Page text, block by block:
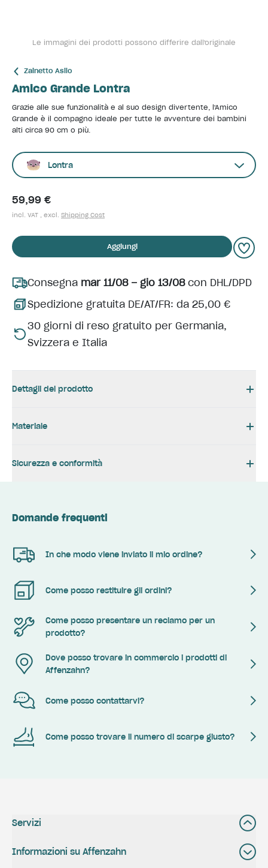
Le immagini dei prodotti possono differire dall'originale
Zainetto Asilo
Amico Grande Lontra
Grazie alle sue funzionalità e al suo design divertente, l'Amico
Grande è il compagno ideale per tutte le avventure dei bambini
alti circa 90 cm o più.
Lontra
59,99 €
incl. VAT , excl. Shipping Cost
Aggiungi
Consegna mar 11/08 – gio 13/08con DHL/DPD
Spedizione gratuita DE/AT/FR: da 25,00 €
30 giorni di reso gratuito per Germania,
Svizzera e Italia
Dettagli del prodotto
Materiale
Sicurezza e conformità
Domande frequenti
In che modo viene inviato il mio ordine?
Come posso restituire gli ordini?
Come posso presentare un reclamo per un
prodotto?
Dove posso trovare in commercio i prodotti di
Affenzahn?
Come posso contattarvi?
Come posso trovare il numero di scarpe giusto?
Servizi
Informazioni su Affenzahn